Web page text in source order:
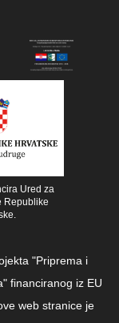
Ured za
Republike
"Priprema i
financiranog iz EU
web stranice je